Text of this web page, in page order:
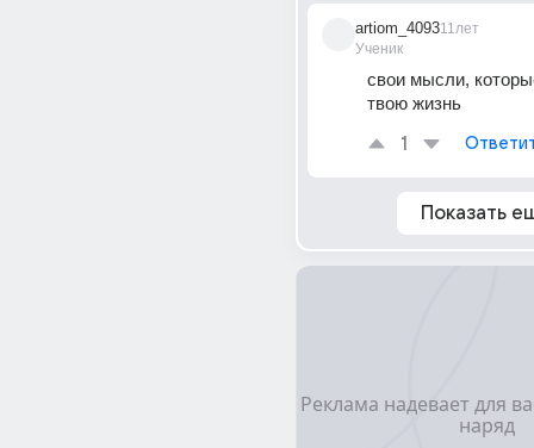
artiom_4093
Ученик
11лет
свои мысли,
твою жизнь
1
Показать